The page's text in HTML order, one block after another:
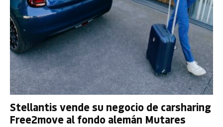
Stellantis vende su negocio de carsharing
Free2move al fondo alemán Mutares